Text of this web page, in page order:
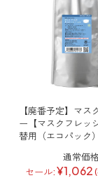
【廃番予定】マス
ー【マスクフレッ
替用（エコパック）
通常価
セール:¥1,062